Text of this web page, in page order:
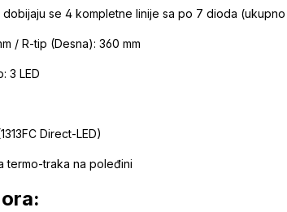
dobijaju se 4 kompletne linije sa po 7 dioda
/ R-tip (Desna): 360 mm
3 LED
Direct-LED)
termo-traka na poleđini